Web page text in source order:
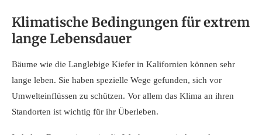
Klimatische Bedingungen für extrem
lange Lebensdauer
Bäume wie die Langlebige Kiefer in Kalifornien können sehr
lange leben. Sie haben spezielle Wege gefunden, sich vor
Umwelteinflüssen zu schützen. Vor allem das Klima an ihren
Standorten ist wichtig für ihr Überleben.